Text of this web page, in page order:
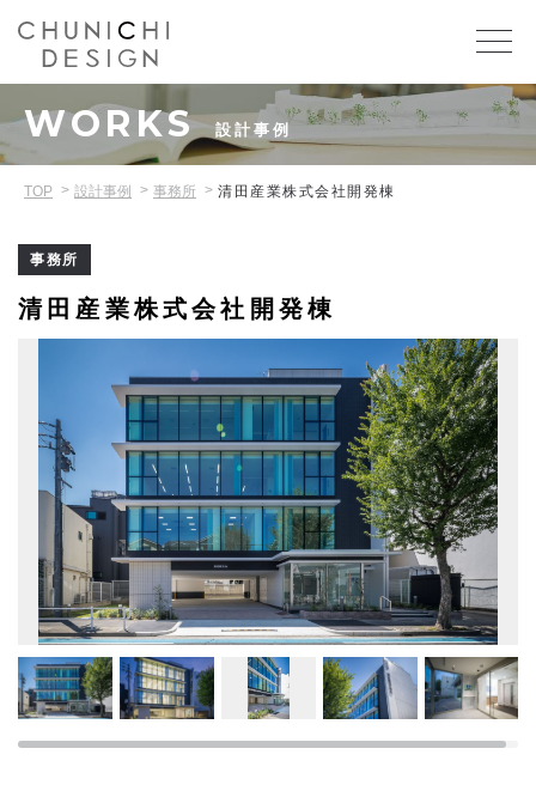
WORKS 設計事例
TOP 設計事例 事務所 清田産業株式会社開発棟
事務所
清田産業株式会社開発棟